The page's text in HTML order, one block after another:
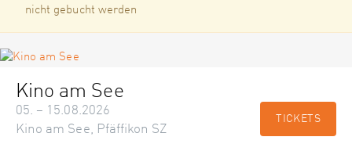
nicht gebucht werden
Kino am See
05. – 15.08.2026
Kino am See, Pfäffikon SZ
TICKETS